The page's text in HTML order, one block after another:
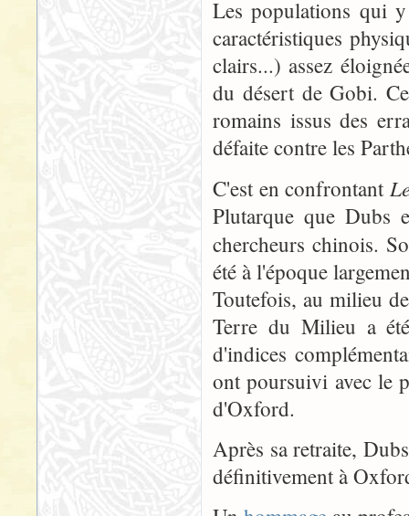
Les populations qui
caractéristiques
clairs...) assez
du désert de Gobi.
romains issus des
défaite contre les
C'est en confrontant
Plutarque que Dubs
chercheurs chinois.
été à l'époque
Toutefois, au milieu
Terre du Milieu a
d'indices
ont poursuivi avec le
d'Oxford.
Après sa retraite,
définitivement à